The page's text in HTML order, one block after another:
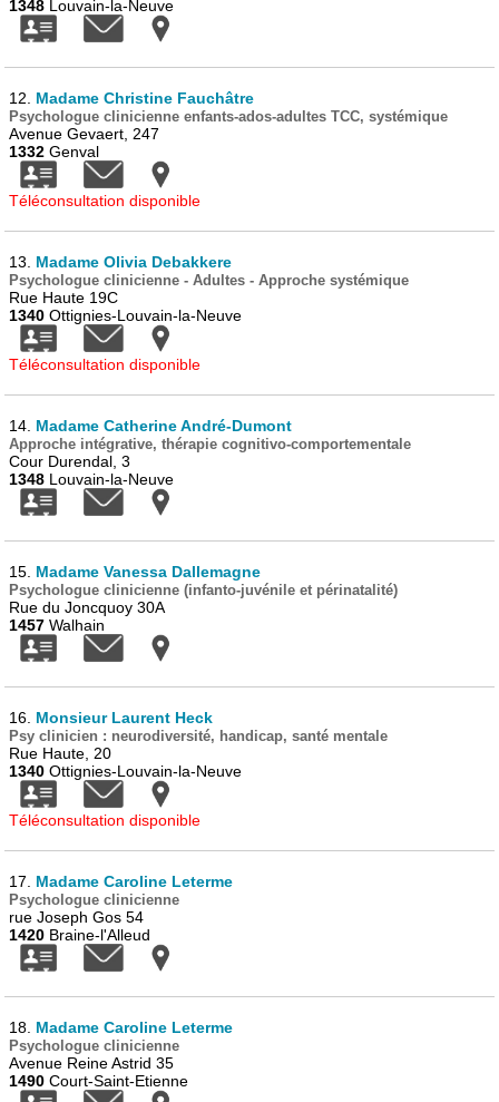
1348 Louvain-la-Neuve
12. Madame Christine Fauchâtre
Psychologue clinicienne enfants-ados-adultes TCC, systémique
Avenue Gevaert, 247
1332 Genval
Téléconsultation disponible
13. Madame Olivia Debakkere
Psychologue clinicienne - Adultes - Approche systémique
Rue Haute 19C
1340 Ottignies-Louvain-la-Neuve
Téléconsultation disponible
14. Madame Catherine André-Dumont
Approche intégrative, thérapie cognitivo-comportementale
Cour Durendal, 3
1348 Louvain-la-Neuve
15. Madame Vanessa Dallemagne
Psychologue clinicienne (infanto-juvénile et périnatalité)
Rue du Joncquoy 30A
1457 Walhain
16. Monsieur Laurent Heck
Psy clinicien : neurodiversité, handicap, santé mentale
Rue Haute, 20
1340 Ottignies-Louvain-la-Neuve
Téléconsultation disponible
17. Madame Caroline Leterme
Psychologue clinicienne
rue Joseph Gos 54
1420 Braine-l'Alleud
18. Madame Caroline Leterme
Psychologue clinicienne
Avenue Reine Astrid 35
1490 Court-Saint-Etienne